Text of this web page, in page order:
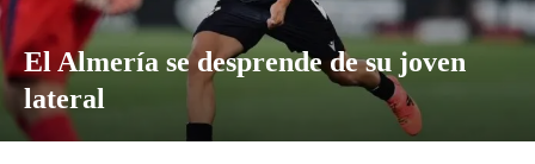
El Almería se desprende de su joven
lateral